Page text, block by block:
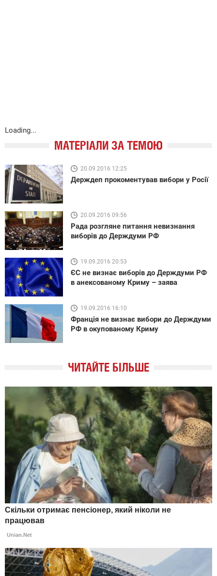
Loading...
МАТЕРІАЛИ ЗА ТЕМОЮ
20.09.2016 12:25
Держдеп прокоментував вибори у Росії
20.09.2016 09:56
Рада розгляне питання невизнання
виборів до Держдуми РФ
19.09.2016 20:53
ЄС не визнає виборів до Держдуми РФ
в анексованому Криму – заява
19.09.2016 16:10
Франція не визнає вибори до Держдуми
РФ в окупованому Криму
ЧИТАЙТЕ БІЛЬШЕ